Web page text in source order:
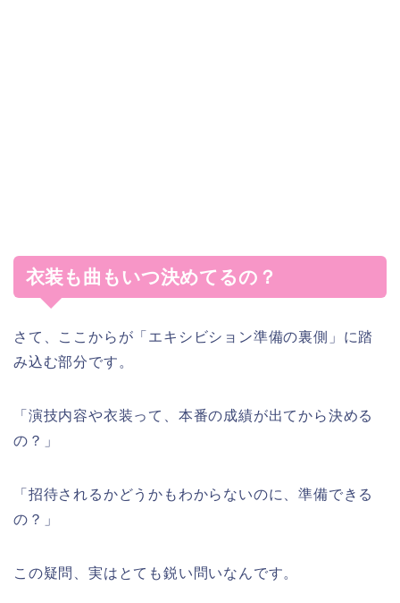
衣装も曲もいつ決めてるの？
さて、ここからが「エキシビション準備の裏側」に踏
み込む部分です。
「演技内容や衣装って、本番の成績が出てから決める
の？」
「招待されるかどうかもわからないのに、準備できる
の？」
この疑問、実はとても鋭い問いなんです。